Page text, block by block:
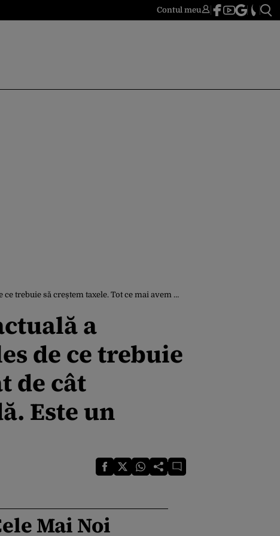
Contul meu
în România este muribundă. Este un sistem pe care scrie FALIMENT”
a
de ce trebuie
de cât
Este un
Mai Noi